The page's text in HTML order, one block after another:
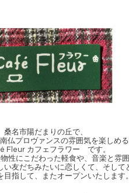
桑名市陽だまりの丘で、
仏プロヴァンスの雰囲気を楽しめる
Fleur カフェフラワー です。
性にこだわった軽食や、音楽と雰
友だちみたいに恋しくて、そして
目指して、またオープンいたします。